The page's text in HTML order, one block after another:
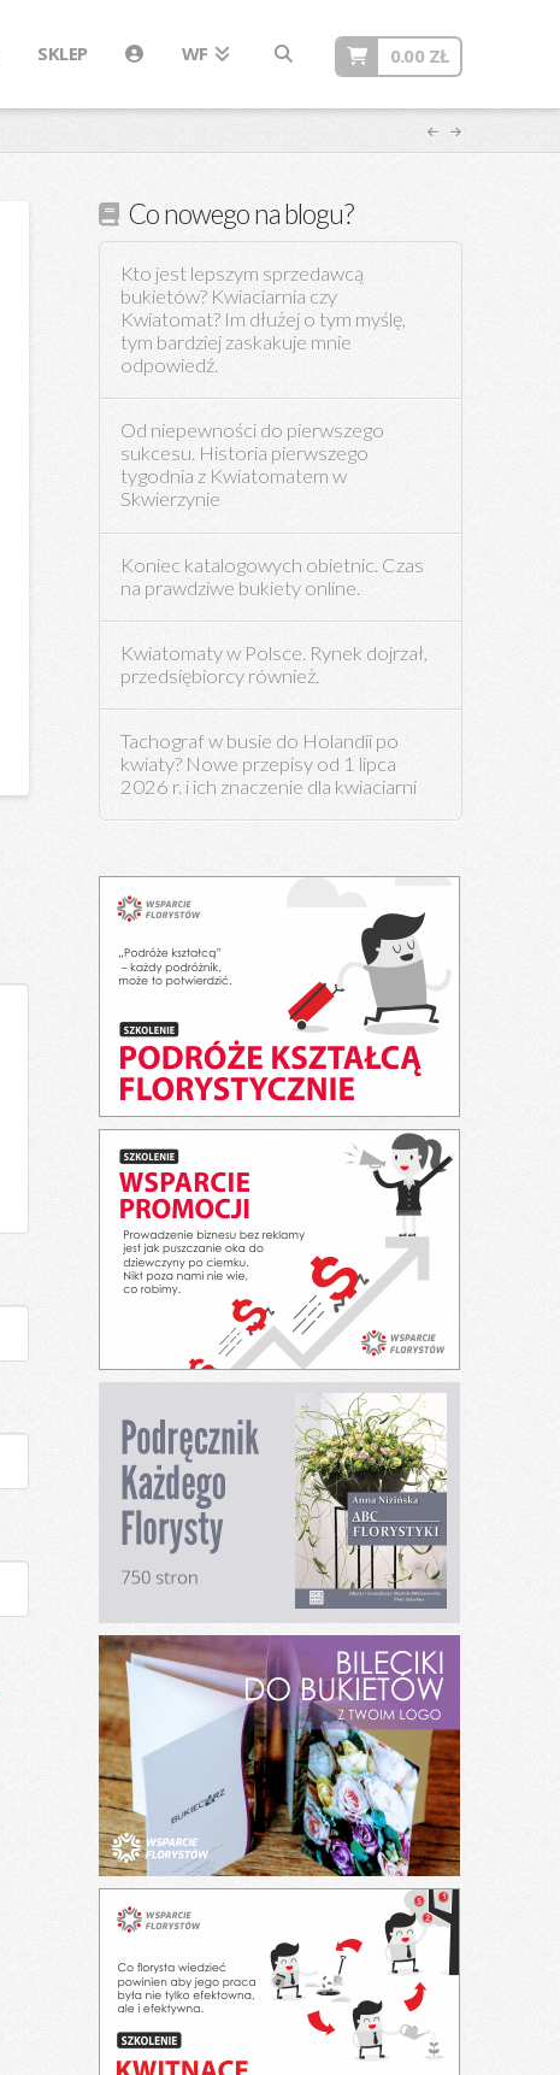
SKLEP WF 0.00 ZŁ
Co nowego na blogu?
Kto jest lepszym sprzedawcą
bukietów? Kwiaciarnia czy
Kwiatomat? Im dłużej o tym myślę,
tym bardziej zaskakuje mnie
odpowiedź.
Od niepewności do pierwszego
sukcesu. Historia pierwszego
tygodnia z Kwiatomatem w
Skwierzynie
Koniec katalogowych obietnic. Czas
na prawdziwe bukiety online.
Kwiatomaty w Polsce. Rynek dojrzał,
przedsiębiorcy również.
Tachograf w busie do Holandii po
kwiaty? Nowe przepisy od 1 lipca
2026 r. i ich znaczenie dla kwiaciarni